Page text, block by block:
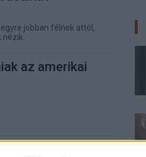
jobban félnek attól,
az amerikai